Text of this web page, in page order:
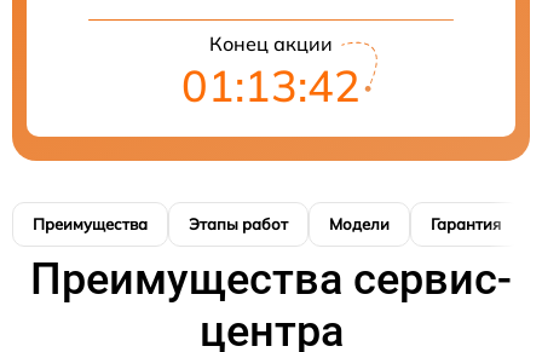
Конец акции
01:13:41
Преимущества Этапы работ Модели Гарантия
Преимущества сервис-
центра